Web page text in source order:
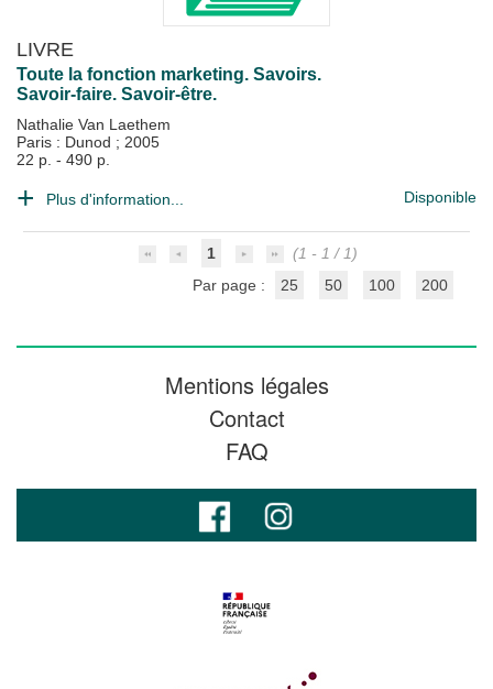
LIVRE
Toute la fonction marketing. Savoirs.
Savoir-faire. Savoir-être.
Nathalie Van Laethem
Paris : Dunod ; 2005
22 p. - 490 p.
Plus d'information... Disponible
1
(1 - 1 / 1)
Par page :
25 50 100 200
Mentions légales
Contact
FAQ